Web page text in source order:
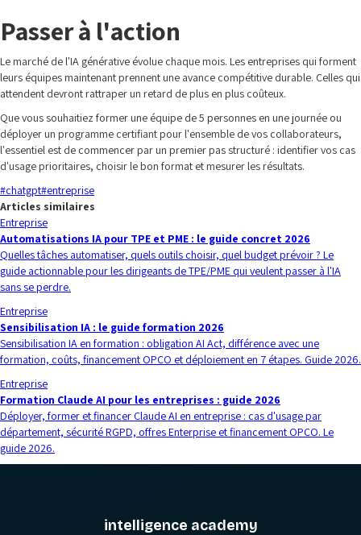
Passer à l'action
Le marché de l'IA générative évolue chaque mois. Les entreprises qui forment
leurs équipes maintenant prennent une avance compétitive durable. Celles qui
attendent devront rattraper un retard de plus en plus coûteux.
Que vous souhaitiez former une équipe de 5 personnes en une journée ou
déployer un programme certifiant pour l'ensemble de vos collaborateurs,
l'essentiel est de commencer par un premier pas structuré : identifier vos cas
d'usage prioritaires, choisir le bon format et mesurer les résultats.
#chatgpt#entreprise
Articles similaires
Entreprise
Automatisations IA pour TPE et PME : le guide concret 2026
Quelles tâches automatiser, quels outils choisir, quel budget prévoir ? Le
guide actionnable pour les dirigeants de TPE/PME qui veulent passer à l'IA
sans se perdre.
Entreprise
Sensibilisation IA : le guide formation 2026
Sensibilisation IA en formation : obligation AI Act, différence avec une
formation, coûts, financement OPCO et déploiement en 7 étapes. Guide 2026.
Entreprise
Formation Claude AI pour les entreprises : guide 2026
Déployer, former et financer Claude AI en entreprise : cas d'usage par
département, sécurité RGPD, offres Enterprise et financement OPCO. Le
guide 2026.
intelligence academy